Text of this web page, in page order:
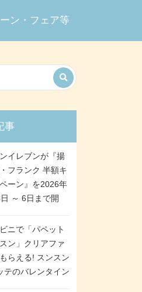
ン・フェア等
事
イレブンが『揚
フランク 半額キ
ーン』を2026年
～ 6日まで開
「揚げ物スーパ
ル」でお得に! 各
～ 20:00の4時
で実施。ななチ
ニで「パペット
ン」クリアファ
らえる! スンスン
テのバレンタイン